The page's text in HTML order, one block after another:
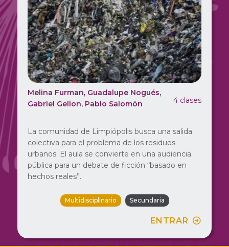
Melina Furman, Guadalupe Nogués,
Gabriel Gellon, Pablo Salomón 4 clases
La comunidad de Limpiópolis busca una salida
colectiva para el problema de los residuos
urbanos. El aula se convierte en una audiencia
pública para un debate de ficción “basado en
hechos reales”.
Multidisciplinario Secundaria
ENTRAR